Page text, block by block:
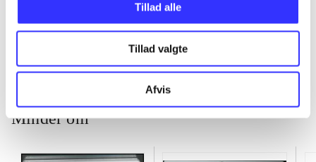
Tillad alle
Tillad valgte
Afvis
Minder om